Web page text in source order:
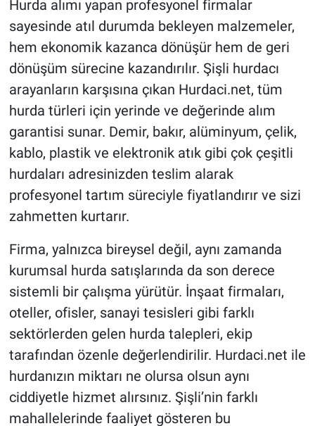
Hurda alımı yapan profesyonel firmalar
sayesinde atıl durumda bekleyen malzemeler,
hem ekonomik kazanca dönüşür hem de geri
dönüşüm sürecine kazandırılır. Şişli hurdacı
arayanların karşısına çıkan Hurdaci.net, tüm
hurda türleri için yerinde ve değerinde alım
garantisi sunar. Demir, bakır, alüminyum, çelik,
kablo, plastik ve elektronik atık gibi çok çeşitli
hurdaları adresinizden teslim alarak
profesyonel tartım süreciyle fiyatlandırır ve sizi
zahmetten kurtarır.
Firma, yalnızca bireysel değil, aynı zamanda
kurumsal hurda satışlarında da son derece
sistemli bir çalışma yürütür. İnşaat firmaları,
oteller, ofisler, sanayi tesisleri gibi farklı
sektörlerden gelen hurda talepleri, ekip
tarafından özenle değerlendirilir. Hurdaci.net ile
hurdanızın miktarı ne olursa olsun aynı
ciddiyetle hizmet alırsınız. Şişli’nin farklı
mahallelerinde faaliyet gösteren bu